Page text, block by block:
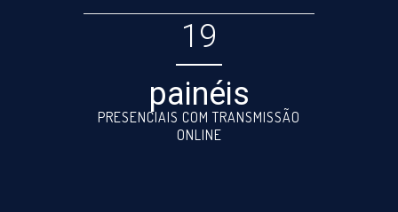
19
painéis
PRESENCIAIS COM TRANSMISSÃO
ONLINE